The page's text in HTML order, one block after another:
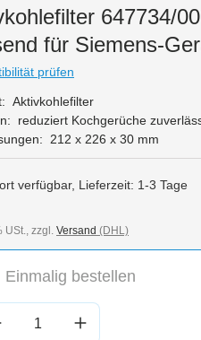
647734/
für Siemens-
prüfen
Aktivkohlefilter
reduziert Kochgerüche
212 x 226 x 30 mm
verfügbar, Lieferzeit: 1-3 Tage
USt., zzgl. Versand (DHL)
Einmalig bestellen
Anzahl: Gib